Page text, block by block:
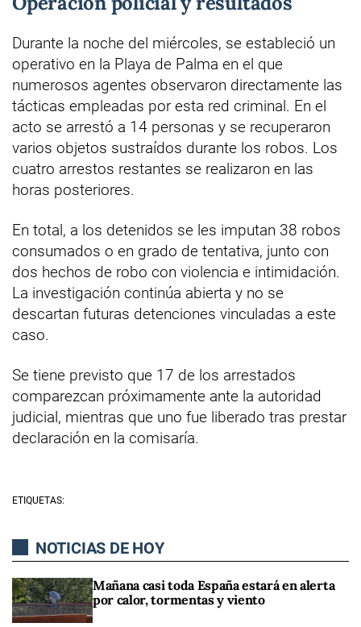
Durante la noche del miércoles, se estableció un
operativo en la Playa de Palma en el que
numerosos agentes observaron directamente las
tácticas empleadas por esta red criminal. En el
acto se arrestó a 14 personas y se recuperaron
varios objetos sustraídos durante los robos. Los
cuatro arrestos restantes se realizaron en las
horas posteriores.
En total, a los detenidos se les imputan 38 robos
consumados o en grado de tentativa, junto con
dos hechos de robo con violencia e intimidación.
La investigación continúa abierta y no se
descartan futuras detenciones vinculadas a este
caso.
Se tiene previsto que 17 de los arrestados
comparezcan próximamente ante la autoridad
judicial, mientras que uno fue liberado tras prestar
declaración en la comisaría.
ETIQUETAS:
NOTICIAS DE HOY
Mañana casi toda España estará en alerta
por calor, tormentas y viento